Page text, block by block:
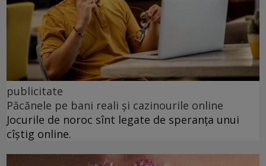
publicitate
Păcănele pe bani reali și cazinourile online
Jocurile de noroc sînt legate de speranța unui
cîștig online.